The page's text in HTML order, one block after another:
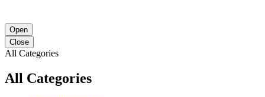
Open
Close
All Categories
All Categories